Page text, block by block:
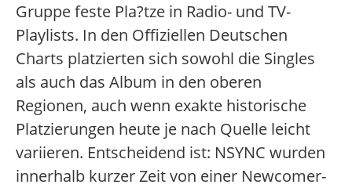
Gruppe feste Pla?tze in Radio- und TV-
Playlists. In den Offiziellen Deutschen
Charts platzierten sich sowohl die Singles
als auch das Album in den oberen
Regionen, auch wenn exakte historische
Platzierungen heute je nach Quelle leicht
variieren. Entscheidend ist: NSYNC wurden
innerhalb kurzer Zeit von einer Newcomer-